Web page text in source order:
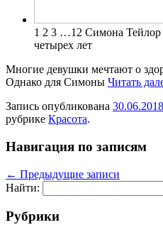
1 2 3 …12 Симона Тейлор
четырех лет
Многие девушки мечтают о
Однако для Симоны Читать
Запись опубликована 30.06.2018
рубрике Красота.
Навигация по записям
← Предыдущие записи
Найти:
Рубрики